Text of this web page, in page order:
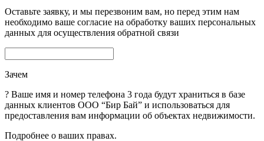
Оставьте заявку, и мы перезвоним вам, но перед этим нам
необходимо ваше согласие на обработку ваших персональных
данных для осуществления обратной связи
Зачем
? Ваше имя и номер телефона 3 года будут храниться в базе
данных клиентов ООО “Бир Бай” и использоваться для
предоставления вам информации об объектах недвижимости.
Подробнее о ваших правах.